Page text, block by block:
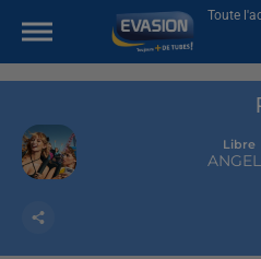
Toute
Libre